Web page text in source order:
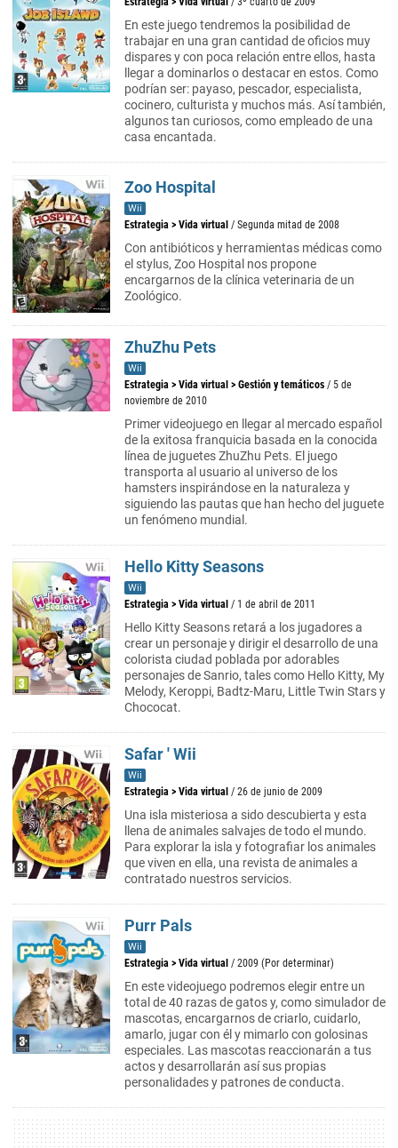
En este juego tendremos la posibilidad de
trabajar en una gran cantidad de oficios muy
dispares y con poca relación entre ellos, hasta
llegar a dominarlos o destacar en estos. Como
podrían ser: payaso, pescador, especialista,
cocinero, culturista y muchos más. Así también,
algunos tan curiosos, como empleado de una
casa encantada.
Zoo Hospital
Wii
Estrategia > Vida virtual / Segunda mitad de 2008
Con antibióticos y herramientas médicas como
el stylus, Zoo Hospital nos propone
encargarnos de la clínica veterinaria de un
Zoológico.
ZhuZhu Pets
Wii
Estrategia > Vida virtual > Gestión y temáticos / 5 de
noviembre de 2010
Primer videojuego en llegar al mercado español
de la exitosa franquicia basada en la conocida
línea de juguetes ZhuZhu Pets. El juego
transporta al usuario al universo de los
hamsters inspirándose en la naturaleza y
siguiendo las pautas que han hecho del juguete
un fenómeno mundial.
Hello Kitty Seasons
Wii
Estrategia > Vida virtual / 1 de abril de 2011
Hello Kitty Seasons retará a los jugadores a
crear un personaje y dirigir el desarrollo de una
colorista ciudad poblada por adorables
personajes de Sanrio, tales como Hello Kitty, My
Melody, Keroppi, Badtz-Maru, Little Twin Stars y
Chococat.
Safar ' Wii
Wii
Estrategia > Vida virtual / 26 de junio de 2009
Una isla misteriosa a sido descubierta y esta
llena de animales salvajes de todo el mundo.
Para explorar la isla y fotografiar los animales
que viven en ella, una revista de animales a
contratado nuestros servicios.
Purr Pals
Wii
Estrategia > Vida virtual / 2009 (Por determinar)
En este videojuego podremos elegir entre un
total de 40 razas de gatos y, como simulador de
mascotas, encargarnos de criarlo, cuidarlo,
amarlo, jugar con él y mimarlo con golosinas
especiales. Las mascotas reaccionarán a tus
actos y desarrollarán así sus propias
personalidades y patrones de conducta.